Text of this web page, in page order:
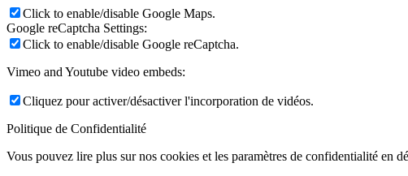
Click to enable/disable Google Maps.
Google reCaptcha Settings:
Click to enable/disable Google reCaptcha.
Vimeo and Youtube video embeds:
Cliquez pour activer/désactiver l'incorporation de vidéos.
Politique de Confidentialité
Vous pouvez lire plus sur nos cookies et les paramètres de confidentialité en